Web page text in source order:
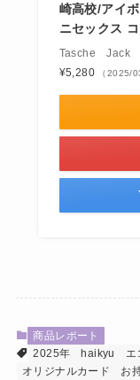
崎高校/アイ
ニセックス
Tasche Jack
¥5,280
（2025/
商品レポート
2025年
haikyu エ
オリジナルカード
お